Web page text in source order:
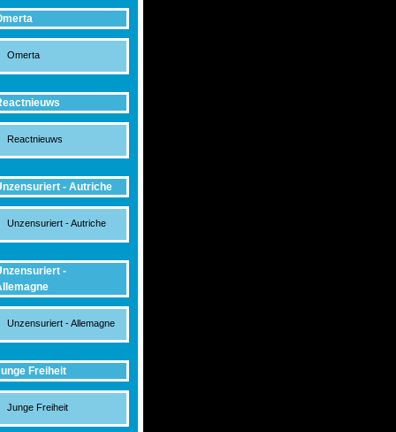
Omerta
Reactnieuws
- Autriche
Unzensuriert - Autriche
-
Unzensuriert - Allemagne
Freiheit
Junge Freiheit